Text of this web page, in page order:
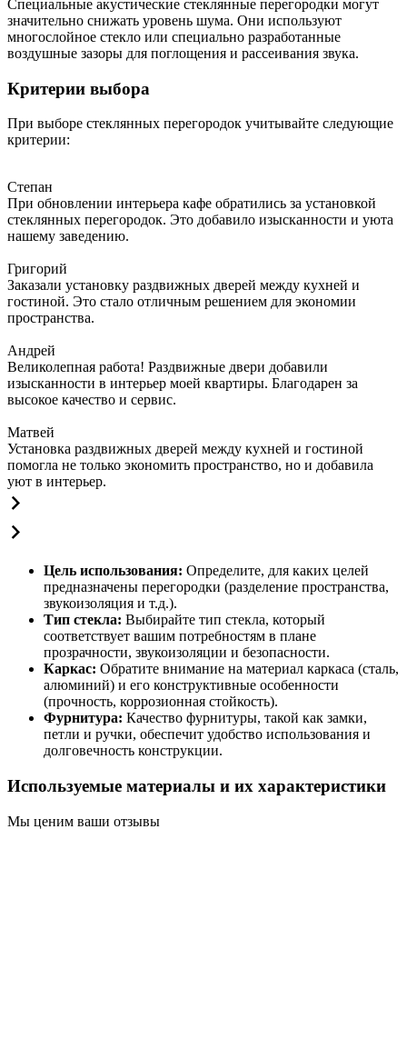
Специальные акустические стеклянные перегородки могут
значительно снижать уровень шума. Они используют
многослойное стекло или специально разработанные
воздушные зазоры для поглощения и рассеивания звука.
Критерии выбора
При выборе стеклянных перегородок учитывайте следующие
критерии:
Степан
При обновлении интерьера кафе обратились за установкой
стеклянных перегородок. Это добавило изысканности и уюта
нашему заведению.
Григорий
Заказали установку раздвижных дверей между кухней и
гостиной. Это стало отличным решением для экономии
пространства.
Андрей
Великолепная работа! Раздвижные двери добавили
изысканности в интерьер моей квартиры. Благодарен за
высокое качество и сервис.
Матвей
Установка раздвижных дверей между кухней и гостиной
помогла не только экономить пространство, но и добавила
уют в интерьер.
Цель использования: Определите, для каких целей
предназначены перегородки (разделение пространства,
звукоизоляция и т.д.).
Тип стекла: Выбирайте тип стекла, который
соответствует вашим потребностям в плане
прозрачности, звукоизоляции и безопасности.
Каркас: Обратите внимание на материал каркаса (сталь,
алюминий) и его конструктивные особенности
(прочность, коррозионная стойкость).
Фурнитура: Качество фурнитуры, такой как замки,
петли и ручки, обеспечит удобство использования и
долговечность конструкции.
Используемые материалы и их характеристики
Мы ценим ваши отзывы